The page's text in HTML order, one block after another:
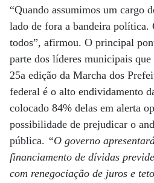
“Quando assumimos um cargo
lado de fora a bandeira política.
todos”, afirmou. O principal
parte dos líderes municipais
25a edição da Marcha dos
federal é o alto endividamento
colocado 84% delas em alerta
possibilidade de prejudicar o
pública. “O governo
financiamento de dívidas
com renegociação de juros e